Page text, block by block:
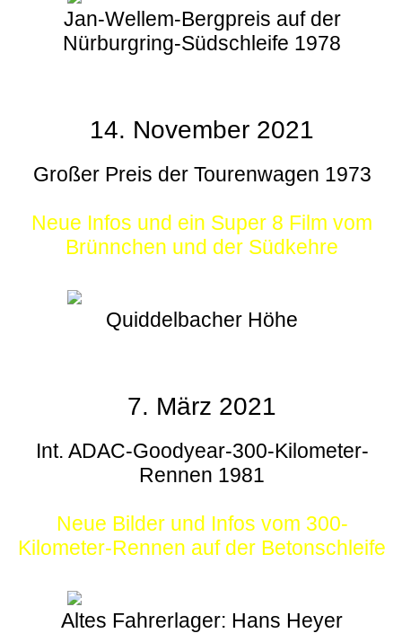
Jan-Wellem-Bergpreis auf der
Nürburgring-Südschleife 1978
14. November 2021
Großer Preis der Tourenwagen 1973
Neue Infos und ein Super 8 Film vom
Brünnchen und der Südkehre
Quiddelbacher Höhe
7. März 2021
Int. ADAC-Goodyear-300-Kilometer-
Rennen 1981
Neue Bilder und Infos vom 300-
Kilometer-Rennen auf der Betonschleife
Altes Fahrerlager: Hans Heyer